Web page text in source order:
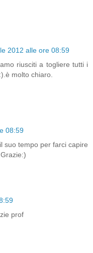
2012 alle ore 08:59
riusciti a togliere tutti i
molto chiaro.
08:59
suo tempo per farci capire
prof